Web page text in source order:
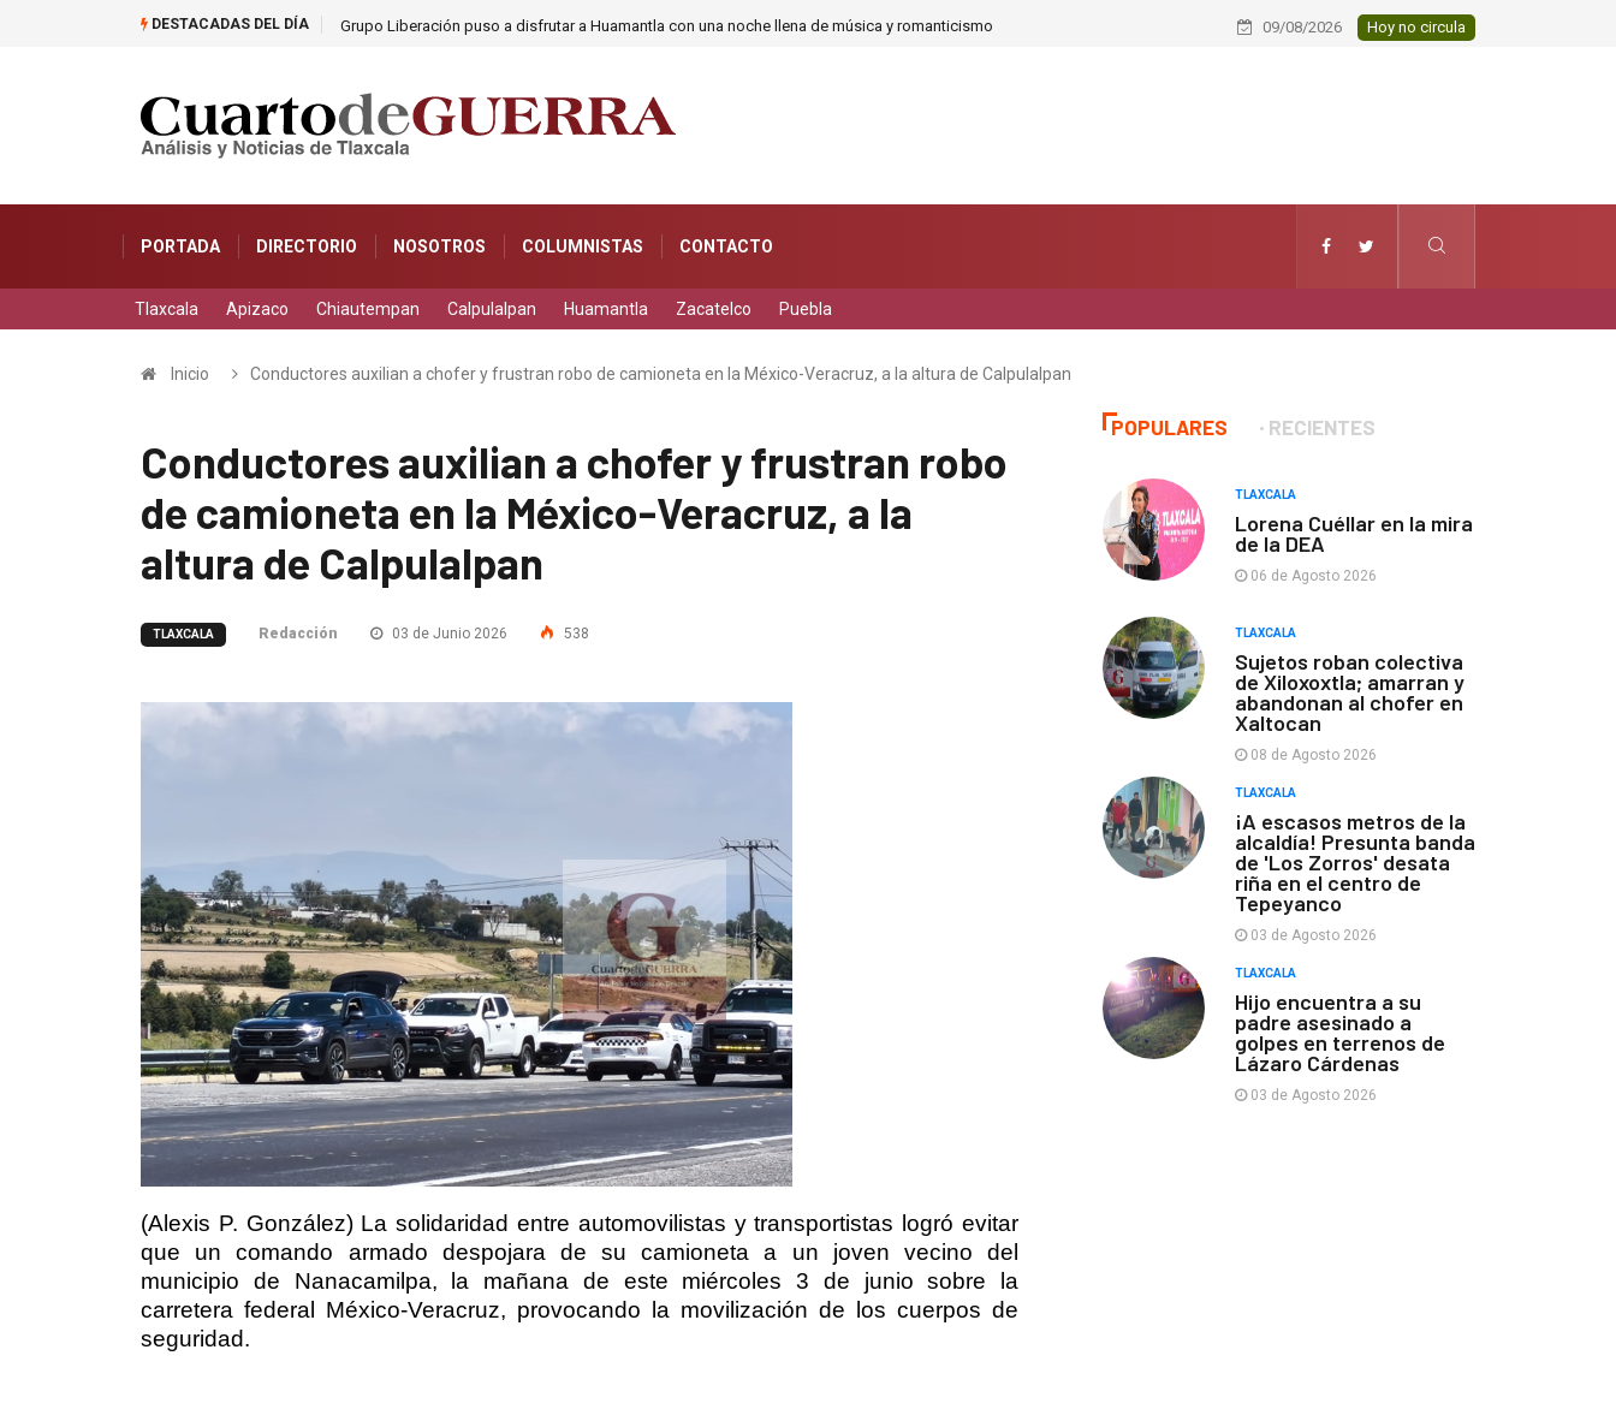
DESTACADAS DEL DÍA Grupo Liberación puso a disfrutar a Huamantla con una noche llena de música y romanticismo Huamantla fortalece lazos de
09/08/2026 Hoy no circula
PORTADA DIRECTORIO NOSOTROS COLUMNISTAS CONTACTO
Tlaxcala Apizaco Chiautempan Calpulalpan Huamantla Zacatelco Puebla
Inicio Conductores auxilian a chofer y frustran robo de camioneta en la México-Veracruz, a la altura de Calpulalpan
Conductores auxilian a chofer y frustran robo
de camioneta en la México-Veracruz, a la
altura de Calpulalpan
TLAXCALA Redacción 03 de Junio 2026 538
(Alexis P. González) La solidaridad entre automovilistas y transportistas logró evitar
que un comando armado despojara de su camioneta a un joven vecino del
municipio de Nanacamilpa, la mañana de este miércoles 3 de junio sobre la
carretera federal México-Veracruz, provocando la movilización de los cuerpos de
seguridad.
POPULARES RECIENTES
TLAXCALA
Lorena Cuéllar en la mira
de la DEA
06 de Agosto 2026
TLAXCALA
Sujetos roban colectiva
de Xiloxoxtla; amarran y
abandonan al chofer en
Xaltocan
08 de Agosto 2026
TLAXCALA
¡A escasos metros de la
alcaldía! Presunta banda
de 'Los Zorros' desata
riña en el centro de
Tepeyanco
03 de Agosto 2026
TLAXCALA
Hijo encuentra a su
padre asesinado a
golpes en terrenos de
Lázaro Cárdenas
03 de Agosto 2026